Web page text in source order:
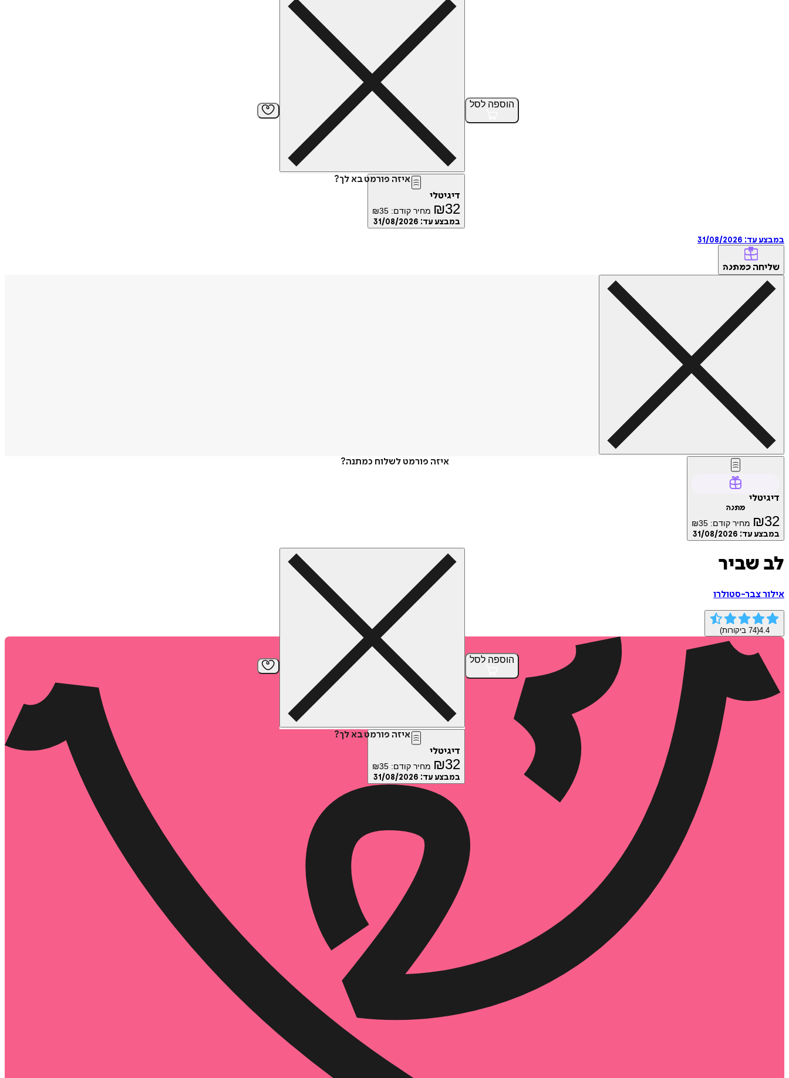
הוספה לסל
איזה פורמט בא לך?
דיגיטלי
₪32 מחיר קודם: ₪35
במבצע עד: 31/08/2026
במבצע עד: 31/08/2026
שליחה כמתנה
איזה פורמט לשלוח כמתנה?
דיגיטלי
מתנה
₪32 מחיר קודם: ₪35
במבצע עד: 31/08/2026
הוספה לסל
איזה פורמט בא לך?
דיגיטלי
₪32 מחיר קודם: ₪35
במבצע עד: 31/08/2026
לב שביר
אילור צבר-סטולרו
4.4
(
74 ביקורות)